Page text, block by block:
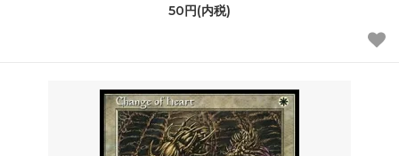
50円(内税)